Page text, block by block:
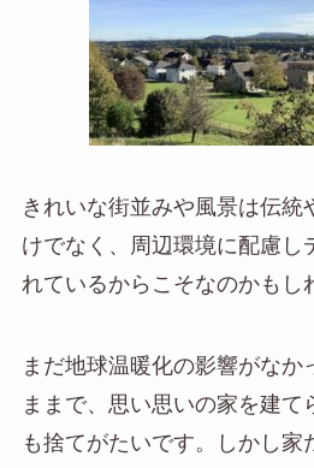
きれいな街並みや風景は伝統
けでなく、周辺環境に配慮し
れているからこそなのかもし
まだ地球温暖化の影響がなか
ままで、思い思いの家を建て
も捨てがたいです。しかし家